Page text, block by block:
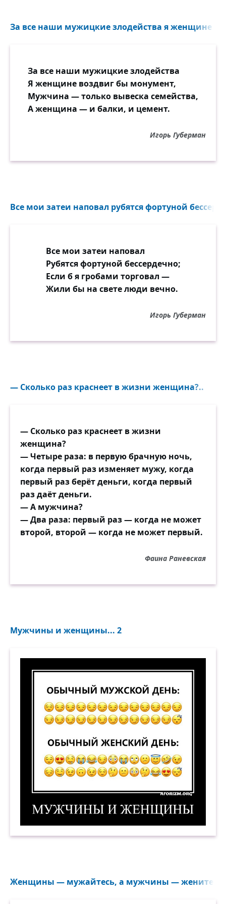
За все наши мужицкие злодейства я женщине
За все наши мужицкие злодейства
Я женщине воздвиг бы монумент,
Мужчина — только вывеска семейства,
А женщина — и балки, и цемент.
Игорь Губерман
Все мои затеи наповал рубятся фортуной
Все мои затеи наповал
Рубятся фортуной бессердечно;
Если б я гробами торговал —
Жили бы на свете люди вечно.
Игорь Губерман
— Сколько раз краснеет в жизни женщина?..
— Сколько раз краснеет в жизни
женщина?
— Четыре раза: в первую брачную ночь,
когда первый раз изменяет мужу, когда
первый раз берёт деньги, когда первый
раз даёт деньги.
— А мужчина?
— Два раза: первый раз — когда не может
второй, второй — когда не может первый.
Фаина Раневская
Мужчины и женщины... 2
Женщины — мужайтесь, а мужчины —